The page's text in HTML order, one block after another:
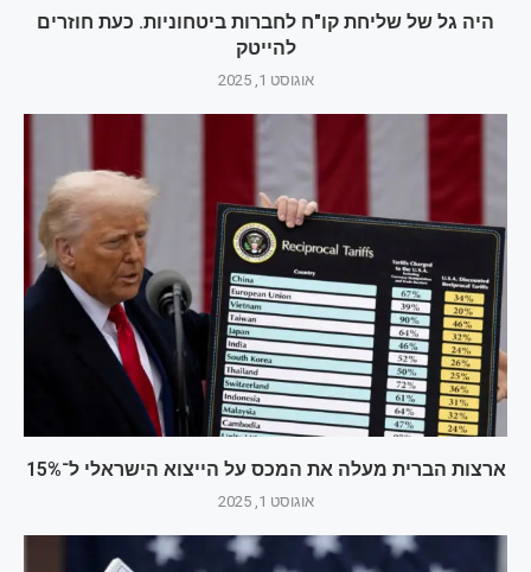
היה גל של שליחת קו"ח לחברות ביטחוניות. כעת חוזרים
להייטק
אוגוסט 1, 2025
ארצות הברית מעלה את המכס על הייצוא הישראלי ל־15%
אוגוסט 1, 2025